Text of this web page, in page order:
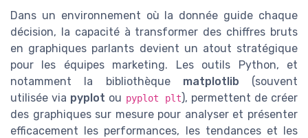
Dans un environnement où la donnée guide chaque
décision, la capacité à transformer des chiffres bruts
en graphiques parlants devient un atout stratégique
pour les équipes marketing. Les outils Python, et
notamment la bibliothèque matplotlib (souvent
utilisée via pyplot ou pyplot plt), permettent de créer
des graphiques sur mesure pour analyser et présenter
efficacement les performances, les tendances et les